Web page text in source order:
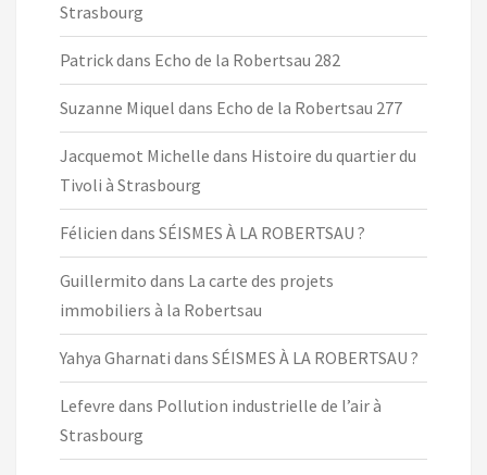
Strasbourg
Patrickdans Echo de la Robertsau 282
Suzanne Miquel dans Echo de la Robertsau 277
Jacquemot Michelle dans Histoire du quartier du
Tivoli à Strasbourg
Félicien dans SÉISMES À LA ROBERTSAU ?
Guillermito dans La carte des projets
immobiliers à la Robertsau
Yahya Gharnati dans SÉISMES À LA ROBERTSAU ?
Lefevre dans Pollution industrielle de l’air à
Strasbourg